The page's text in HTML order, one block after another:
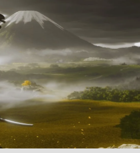
Twitter Pinterest